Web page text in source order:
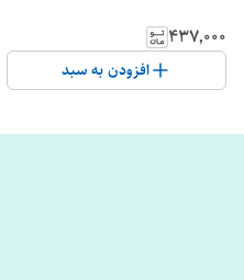
۴۳۷٬۰۰۰
افزودن به سبد